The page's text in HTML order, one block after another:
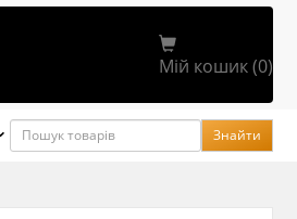
Мій кошик (0)
Пошук Знайти